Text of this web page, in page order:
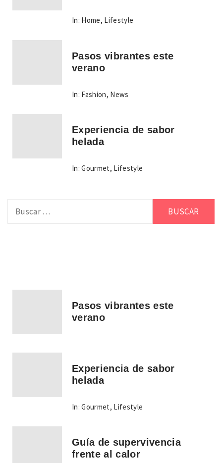
In: Home, Lifestyle
Pasos vibrantes este
verano
In: Fashion, News
Experiencia de sabor
helada
In: Gourmet, Lifestyle
Pasos vibrantes este
verano
Experiencia de sabor
helada
In: Gourmet, Lifestyle
Guía de supervivencia
frente al calor